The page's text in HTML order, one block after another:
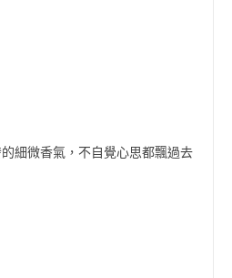
細微香氣，不自覺心思都飄過去